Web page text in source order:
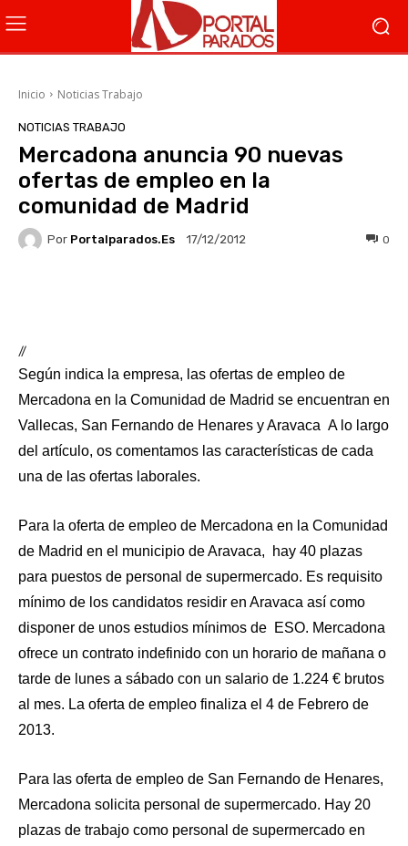
Inicio Noticias Trabajo
NOTICIAS TRABAJO
Mercadona anuncia 90 nuevas
ofertas de empleo en la
comunidad de Madrid
Por Portalparados.es 17/12/2012 0
//
Según indica la empresa, las ofertas de empleo de
Mercadona en la Comunidad de Madrid se encuentran en
Vallecas, San Fernando de Henares y Aravaca A lo largo
del artículo, os comentamos las características de cada
una de las ofertas laborales.
Para la oferta de empleo de Mercadona en la Comunidad
de Madrid en el municipio de Aravaca, hay 40 plazas
para puestos de personal de supermercado. Es requisito
mínimo de los candidatos residir en Aravaca así como
disponer de unos estudios mínimos de ESO. Mercadona
ofrece un contrato indefinido con un horario de mañana o
tarde de lunes a sábado con un salario de 1.224 € brutos
al mes. La oferta de empleo finaliza el 4 de Febrero de
2013.
Para las oferta de empleo de San Fernando de Henares,
Mercadona solicita personal de supermercado. Hay 20
plazas de trabajo como personal de supermercado en